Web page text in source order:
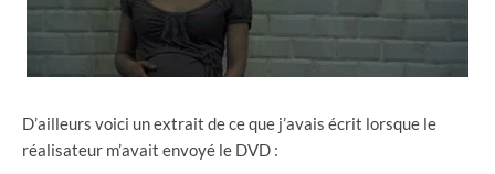
D’ailleurs voici un extrait de ce que j’avais écrit lorsque le
réalisateur m’avait envoyé le DVD :